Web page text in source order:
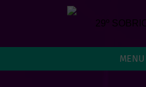
MENU